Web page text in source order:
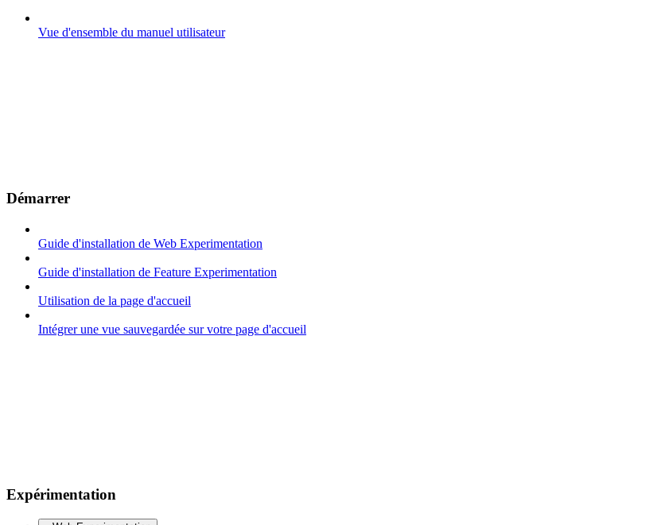
Vue d'ensemble du manuel utilisateur
Démarrer
Guide d'installation de Web Experimentation
Guide d'installation de Feature Experimentation
Utilisation de la page d'accueil
Intégrer une vue sauvegardée sur votre page d'accueil
Expérimentation